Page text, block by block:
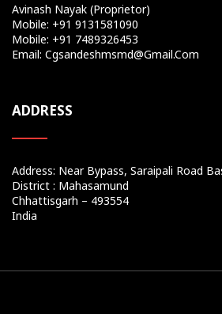
Avinash Nayak (Proprietor)
Mobile: +91 9131581090
Mobile: +91 7489326453
Email: Cgsandeshmsmd@gmail.com
ADDRESS
Address: Near Bypass, Saraipali Road
District : Mahasamund
Chhattisgarh – 493554
India